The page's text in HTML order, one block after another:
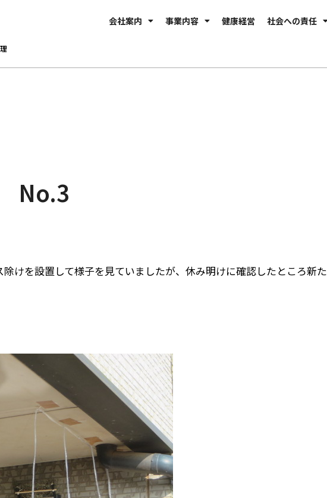
会社案内 事業内容 健康経営 社会への責任
No.3
けを設置して様子を見ていましたが、休み明けに確認したところ新た